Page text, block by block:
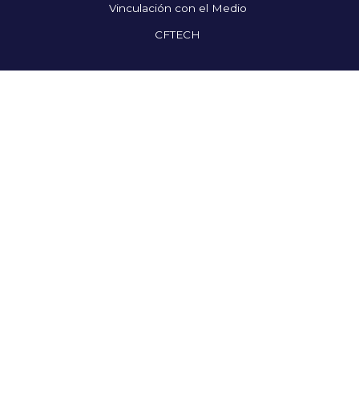
Vinculación con el Medio
CFTECH